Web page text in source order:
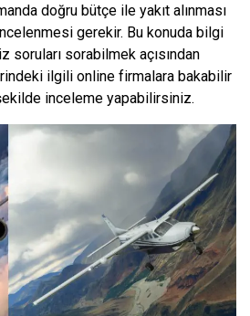
doğru bütçe ile yakıt alınması
gerekir. Bu konuda bilgi
soruları sorabilmek açısından
ilgili online firmalara bakabilir
inceleme yapabilirsiniz.